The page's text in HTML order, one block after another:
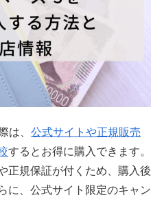
は、 公式サイトや正規販売
するとお得に購入できます。
正規保証が付くため、購入後
に、公式サイト限定のキャン